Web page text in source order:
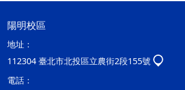
陽明校區
地址：
112304 臺北市北投區立農街2段155號
電話：